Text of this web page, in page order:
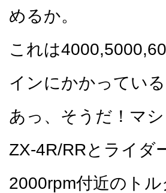
めるか。
これは
インにかかっている
あっ、そうだ！マ
ZX-4R/RRとライダ
2000rpm付近のトル